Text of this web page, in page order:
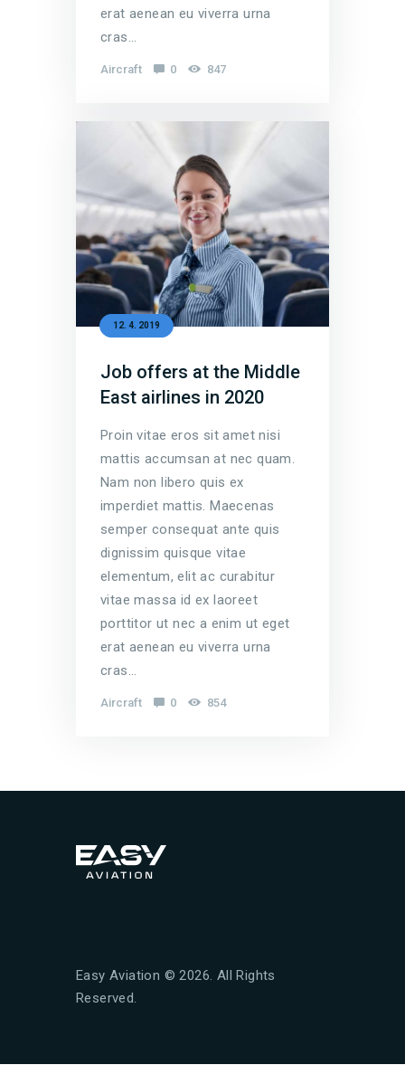
erat aenean eu viverra urna
cras…
Aircraft 0 847
12. 4. 2019
Job offers at the Middle
East airlines in 2020
Proin vitae eros sit amet nisi
mattis accumsan at nec quam.
Nam non libero quis ex
imperdiet mattis. Maecenas
semper consequat ante quis
dignissim quisque vitae
elementum, elit ac curabitur
vitae massa id ex laoreet
porttitor ut nec a enim ut eget
erat aenean eu viverra urna
cras…
Aircraft 0 854
Easy Aviation © 2026. All Rights
Reserved.